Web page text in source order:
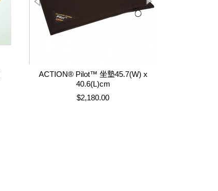
ACTION® Pilot™ 坐墊45.7(W) x
40.6(L)cm
售價
$2,180.00